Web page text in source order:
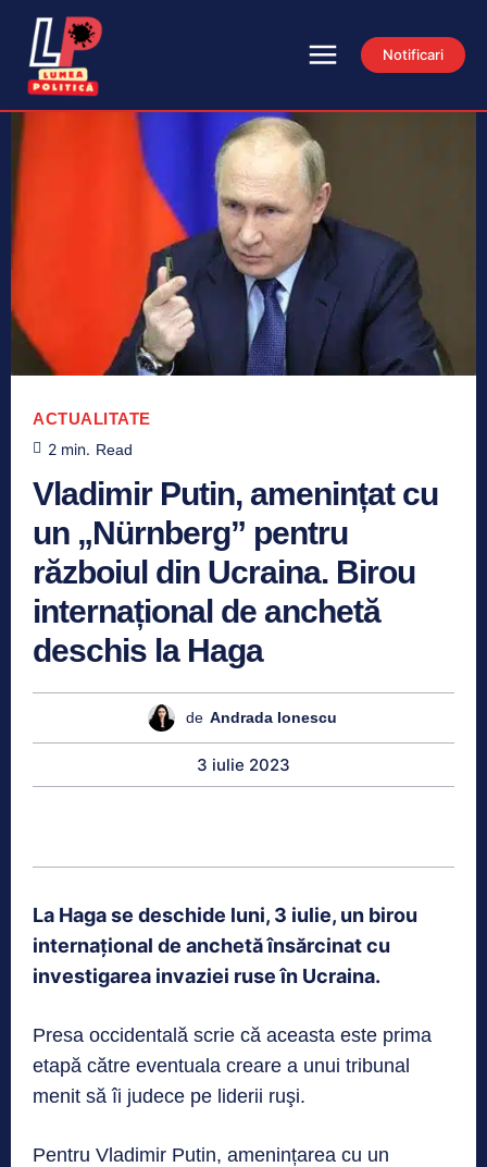
Notificari
ACTUALITATE
2 min. Read
Vladimir Putin, amenințat cu
un „Nürnberg” pentru
războiul din Ucraina. Birou
internațional de anchetă
deschis la Haga
de Andrada Ionescu
3 iulie 2023
La Haga se deschide luni, 3 iulie, un birou
internaţional de anchetă însărcinat cu
investigarea invaziei ruse în Ucraina.
Presa occidentală scrie că aceasta este prima
etapă către eventuala creare a unui tribunal
menit să îi judece pe liderii ruşi.
Pentru Vladimir Putin, amenințarea cu un